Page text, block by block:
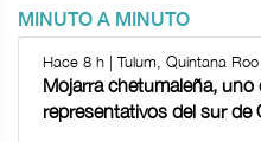
MINUTO A MINUTO
Hace 8 h | Tulum, Quintana Roo
Mojarra chetumaleña,
representativos del sur de